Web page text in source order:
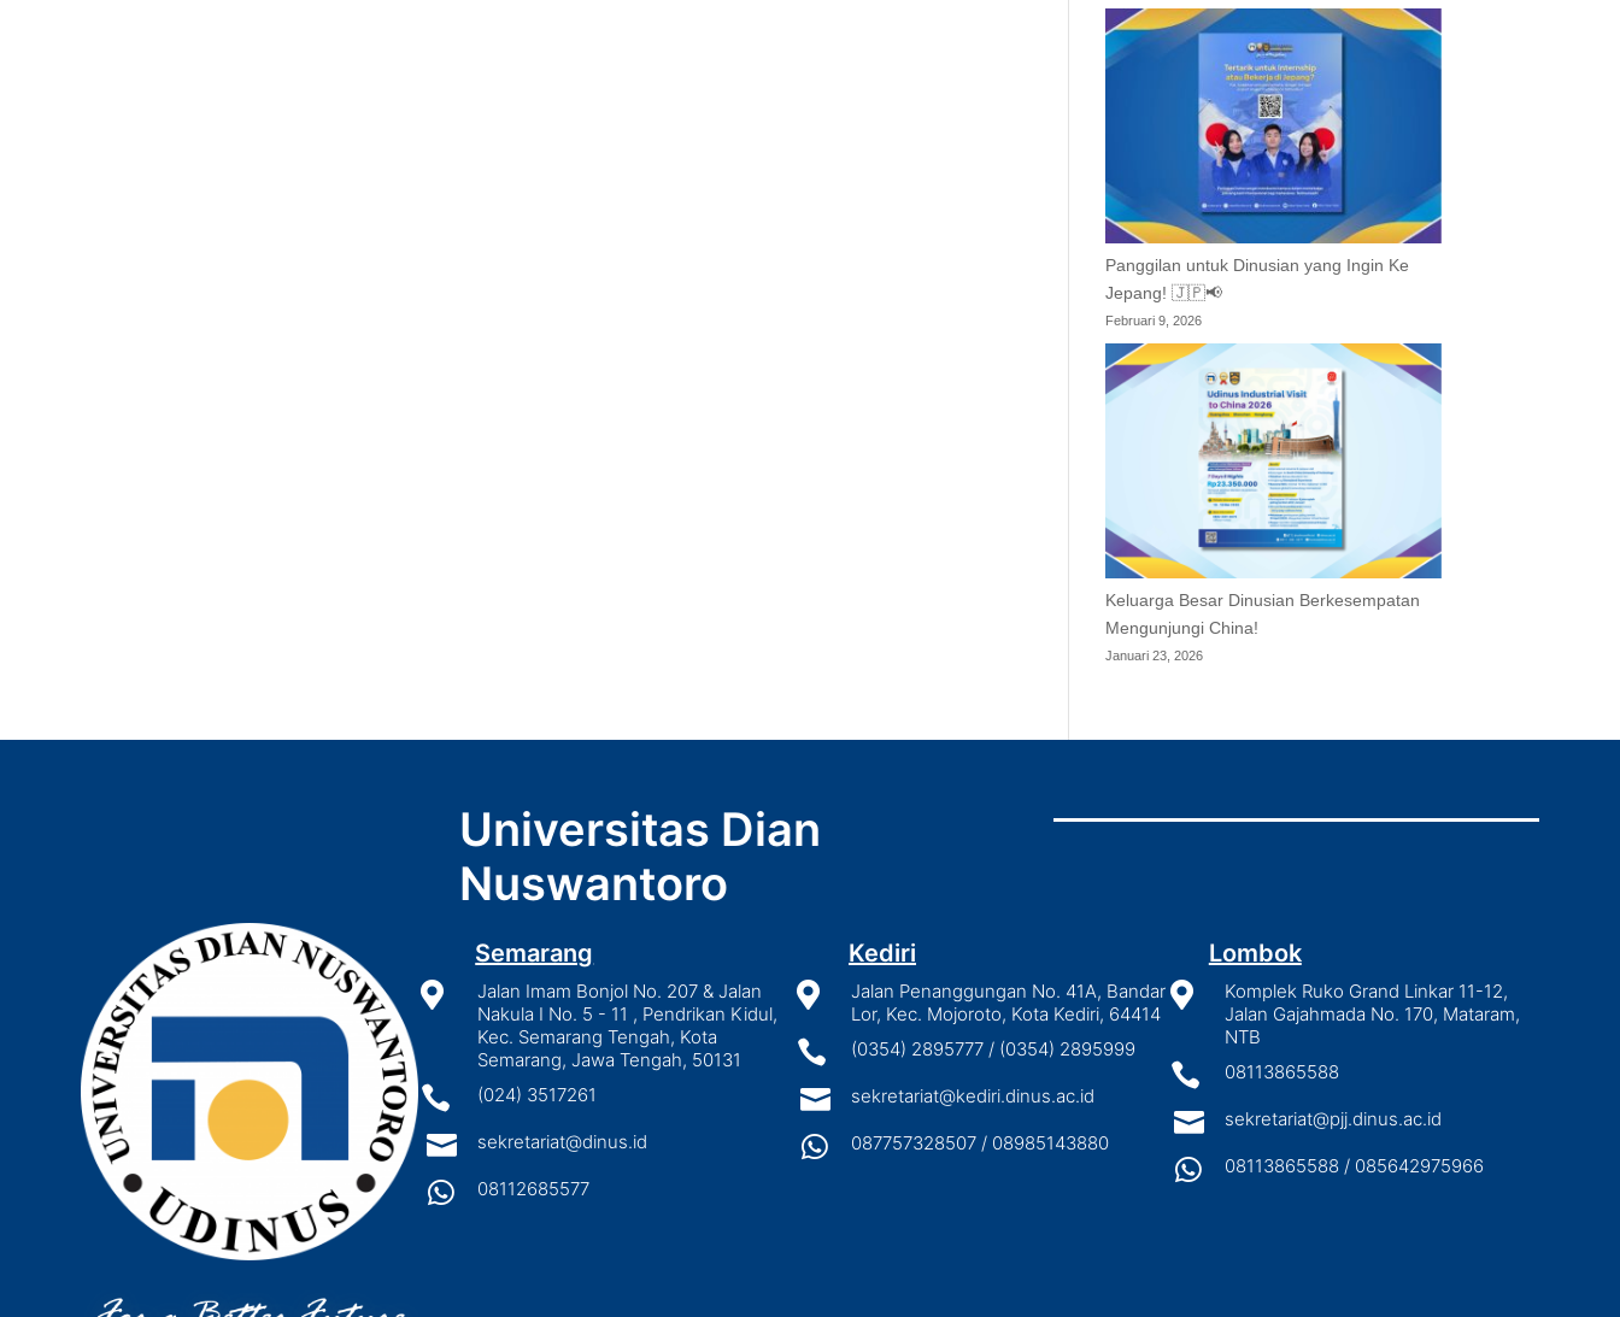
Panggilan untuk Dinusian yang Ingin Ke
Jepang! 🇯🇵📢
Februari 9, 2026
Keluarga Besar Dinusian Berkesempatan
Mengunjungi China!
Januari 23, 2026
Universitas Dian
Nuswantoro
Semarang

Jalan Imam Bonjol No. 207 & Jalan
Nakula I No. 5 - 11 , Pendrikan Kidul,
Kec. Semarang Tengah, Kota
Semarang, Jawa Tengah, 50131
 (024) 3517261
 sekretariat@dinus.id
 08112685577
Kediri

Jalan Penanggungan No. 41A, Bandar
Lor, Kec. Mojoroto, Kota Kediri, 64414
 (0354) 2895777 / (0354) 2895999
 sekretariat@kediri.dinus.ac.id
 087757328507 / 08985143880
Lombok

Komplek Ruko Grand Linkar 11-12,
Jalan Gajahmada No. 170, Mataram,
NTB
 08113865588
 sekretariat@pjj.dinus.ac.id
 08113865588 / 085642975966